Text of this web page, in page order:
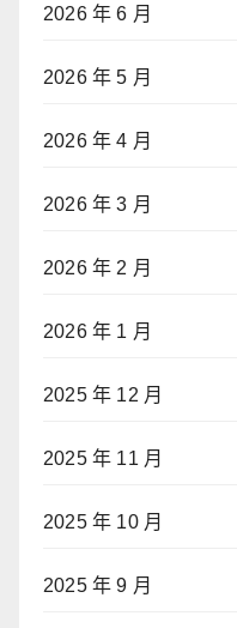
2026 年 6 月
2026 年 5 月
2026 年 4 月
2026 年 3 月
2026 年 2 月
2026 年 1 月
2025 年 12 月
2025 年 11 月
2025 年 10 月
2025 年 9 月